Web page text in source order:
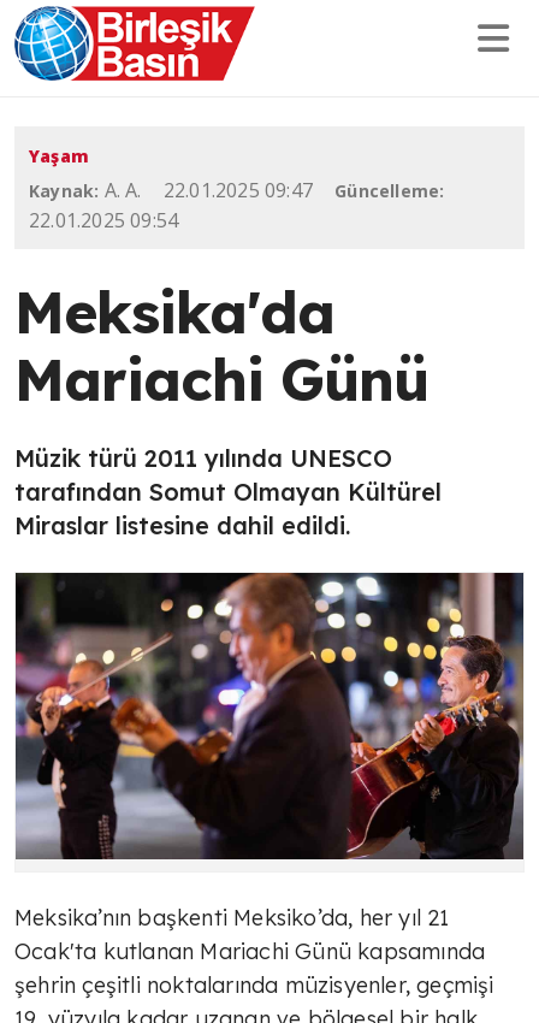
Yaşam
Kaynak: A. A. 22.01.2025 09:47 Güncelleme:
22.01.2025 09:54
Meksika'da
Mariachi Günü
Müzik türü 2011 yılında UNESCO
tarafından Somut Olmayan Kültürel
Miraslar listesine dahil edildi.
Meksika’nın başkenti Meksiko’da, her yıl 21
Ocak'ta kutlanan Mariachi Günü kapsamında
şehrin çeşitli noktalarında müzisyenler, geçmişi